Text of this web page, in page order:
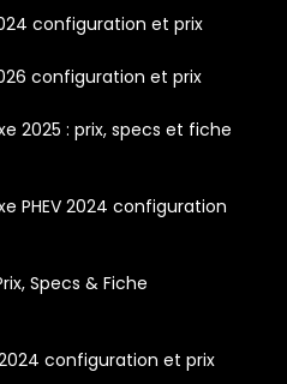
configuration et prix
configuration et prix
2025 : prix, specs et fiche
PHEV 2024 configuration
Specs & Fiche
configuration et prix